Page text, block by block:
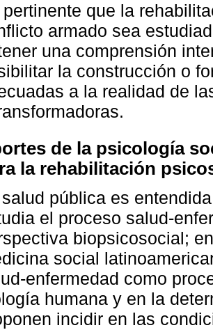
pertinente que la
armado sea
una comprensión
la construcción o
a la realidad de
de la psicología
la rehabilitación
pública es
el proceso salud-
biopsicosocial;
social
enfermedad como
humana y en la
incidir en las